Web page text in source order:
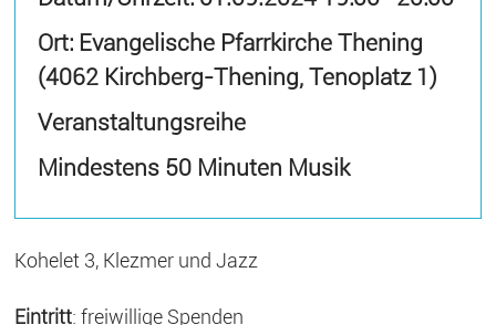
Ort: Evangelische Pfarrkirche Thening
(4062 Kirchberg-Thening, Tenoplatz 1)
Veranstaltungsreihe
Mindestens 50 Minuten Musik
Kohelet 3, Klezmer und Jazz
Eintritt: freiwillige Spenden